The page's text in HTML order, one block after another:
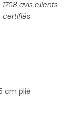
1708 avis clients
certifiés
cm plié